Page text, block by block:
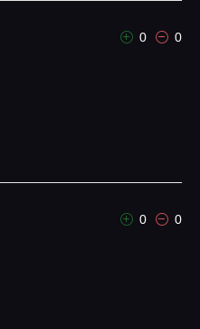
0 0
0 0